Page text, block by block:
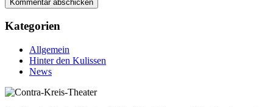
Kategorien
Allgemein
Hinter den Kulissen
News